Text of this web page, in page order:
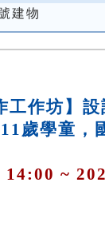
建物
工作坊】設
歲學童，
14:00 ~